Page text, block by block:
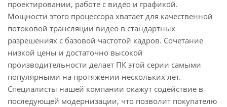
проектировании, работе с видео и графикой.
Мощности этого процессора хватает для качественной
потоковой трансляции видео в стандартных
разрешениях с базовой частотой кадров. Сочетание
низкой цены и достаточно высокой
производительности делает ПК этой серии самыми
популярными на протяжении нескольких лет.
Специалисты нашей компании окажут содействие в
последующей модернизации, что позволит покупателю